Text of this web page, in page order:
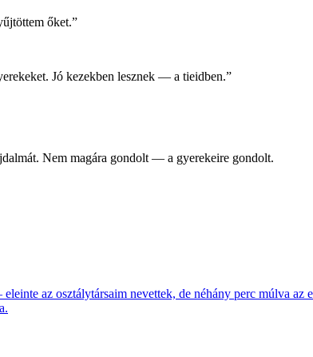
őket.”
Jó kezekben lesznek — a tieidben.”
Nem magára gondolt — a gyerekeire gondolt.
az osztálytársaim nevettek, de néhány perc múlva az